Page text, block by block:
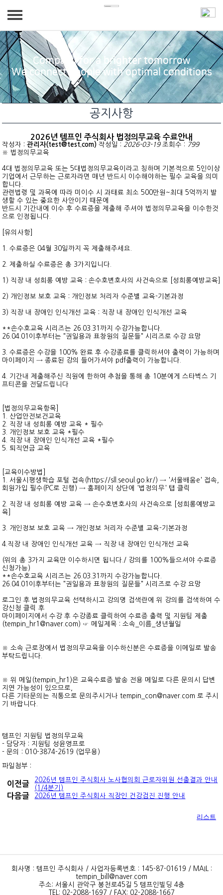
회사소개
인사말
찾아오시는길
사업분야
인재파견
아웃소싱
채용대행/헤드헌팅
페이롤
채용정보
상시채용
공지사항
공지사항
자료실
Company for a brighter tomorrow
We connect people with optimal conditions
공지사항
2026년 템프인 주식회사 법정의무교육 수료안내
작성자 :관리자(test@test.com) 작성일 : 2026-03-19 조회수 :
799
※ 법정의무교육
4대 법정의무교육 또는 5대법정의무교육이라고 칭하며 기본적으로 5인이상
기업에서 근무하는 근로자라면 매년 반드시 이수해야하는 필수 교육을 의미
합니다.
관련법령 및 과목에 따라 미이수 시 과태료 최소 500만원~최대 5억까지 발
생할 수 있는 중요한 사안이기 때문에
반드시 기간내에 이수 후 수료증을 제출해 주셔야 법정의무교육을 이수한것
으로 인정됩니다.
[유의사항]
1. 수료증은 04월 30일까지 꼭 제출해주세요.
2. 제출하실 수료증은 총 3가지입니다.
1) 직장 내 성희롱 예방 교육 : 손수호변호사의 사건속으로 [성희롱예방교육]
2) 개인정보 보호 교육 : 개인정보 처리자 수준별 교육-기본과정
3) 직장 내 장애인 인식개선 교육 : 직장 내 장애인 인식개선 교육
**손수호교육 시리즈는 26.03.31까지 수강가능합니다.
26.04.01이후부터는 "권일용과 표창원의 질문들" 시리즈로 수강 요망
3. 수료증은 수강을 100% 완료 후 수강종료를 클릭하셔야 출력이 가능하며
마이페이지 → 종료된 강의 들어가셔야 pdf출력이 가능합니다.
4. 기간내 제출해주신 직원에 한하여 추첨을 통해 총 10분에게 스타벅스 기
프티콘을 전달드립니다
[법정의무교육항목]
1. 산업안전보건교육
2. 직장 내 성희롱 예방 교육 * 필수
3. 개인정보 보호 교육 *필수
4. 직장 내 장애인 인식개선 교육 *필수
5. 퇴직연금 교육
[교육이수방법]
1. 서울시평생학습 포털 접속(https://sll.seoul.go.kr/) → '서울배움e' 접속,
회원가입 필수(PC로 진행) → 홈페이지 상단에 '법정의무' 탭 클릭
2. 직장 내 성희롱 예방 교육 → 손수호변호사의 사건속으로 [성희롱예방교
육]
3. 개인정보 보호 교육 → 개인정보 처리자 수준별 교육-기본과정
4.직장 내 장애인 인식개선 교육 → 직장 내 장애인 인식개선 교육
(위의 총 3가지 교육만 이수하시면 됩니다./ 강의를 100%들으셔야 수료증
신청가능)
**손수호교육 시리즈는 26.03.31까지 수강가능합니다.
26.04.01이후부터는 "권일용과 표창원의 질문들" 시리즈로 수강 요망
로그인 후 법정의무교육 선택하시고 강의명 검색란에 위 강의를 검색하여 수
강신청 클릭 후
마이페이지에서 수강 후 수강종료 클릭하여 수료증 출력 및 지원팀 제출
(tempin_hr1@naver.com) ☞ 메일제목 : 소속_이름_생년월일
※ 소속 근로장에서 법정의무교육을 이수하신분은 수료증을 이메일로 발송
부탁드립니다.
※ 위 메일(tempin_hr1)은 교육수료증 발송 전용 메일로 다른 문의시 답변
지연 가능성이 있으므로,
다른 기타문의는 직통으로 문의주시거나 tempin_con@naver.com 로 주시
기 바랍니다.
템프인 지원팀 법정의무교육
- 담당자 : 지원팀 성윤영프로
- 문의 : 010-3874-2619 (업무용)
파일첨부 :
이전글
2026년 템프인 주식회사 노사협의회 근로자위원 선출결과 안내
(1/4분기)
다음글 2026년 템프인 주식회사 직장인 건강검진 진행 안내
리스트
회사명 : 템프인 주식회사 / 사업자등록번호 : 145-87-01619 / MAIL :
tempin_bill@naver.com
주소: 서울시 관악구 봉천로45길 5 템프인빌딩 4층
TEL: 02-2088-1697 / FAX: 02-2088-1667